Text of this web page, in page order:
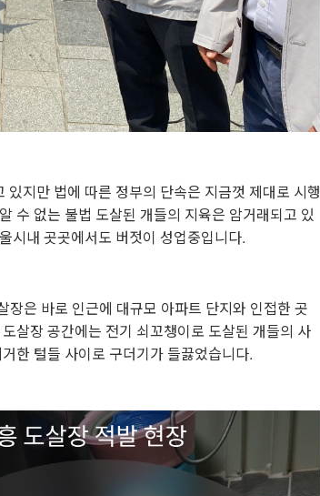
지만 법에 따른 정부의 단속은 지금껏 제대로 시행
수 없는 불법 도살된 개들의 지육은 암거래되고 있
시내 곳곳에서도 버젓이 성업중입니다.
은 바로 인근에 대규모 아파트 단지와 인접한 곳
살장 공간에는 전기 쇠꼬챙이로 도살된 개들의 사
한 털들 사이로 구더기가 들끓었습니다.